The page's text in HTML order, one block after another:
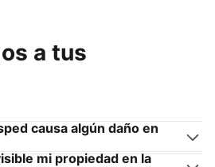
a tus
causa algún daño en
mi propiedad en la